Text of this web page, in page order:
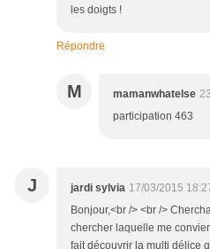
les doigts !
Répondre
M mamanwhatelse
participation 463
J jardi sylvia 17/03/2015
Bonjour,<br /> <br />
chercher laquelle me
fait découvrir la multi délice